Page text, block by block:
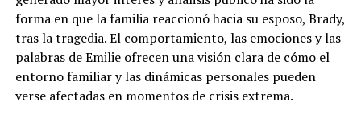
forma en que la familia reaccionó hacia su esposo, Brady,
tras la tragedia. El comportamiento, las emociones y las
palabras de Emilie ofrecen una visión clara de cómo el
entorno familiar y las dinámicas personales pueden
verse afectadas en momentos de crisis extrema.